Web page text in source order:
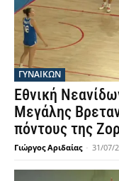
ΓΥΝΑΙΚΩΝ
Εθνική
Μεγάλης
πόντους της
Γιώργος Αριδαίας - 31/07/